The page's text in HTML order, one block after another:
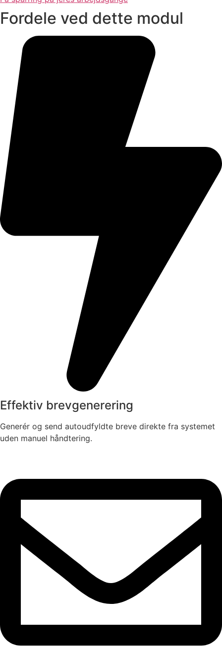
Fordele ved dette modul
Effektiv brevgenerering
Generér og send autoudfyldte breve direkte fra systemet
uden manuel håndtering.